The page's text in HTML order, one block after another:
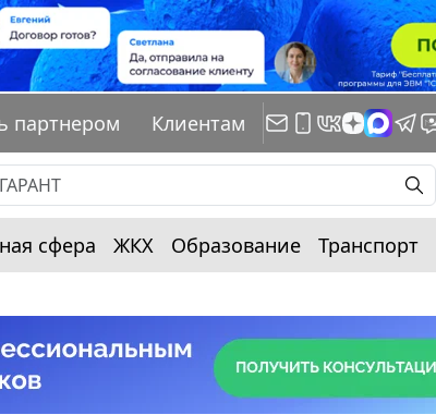
партнером Клиентам
сфера ЖКХ Образование Транспорт